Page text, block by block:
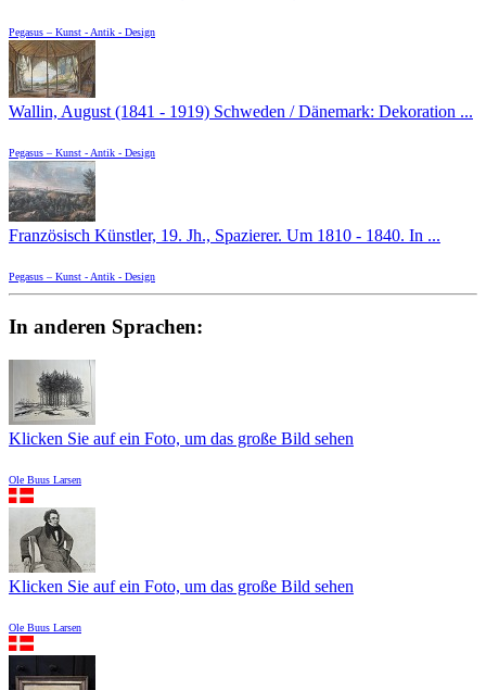
Pegasus – Kunst - Antik - Design
Wallin, August (1841 - 1919) Schweden / Dänemark: Dekoration ...
Pegasus – Kunst - Antik - Design
Französisch Künstler, 19. Jh., Spazierer. Um 1810 - 1840. In ...
Pegasus – Kunst - Antik - Design
In anderen Sprachen:
Klicken Sie auf ein Foto, um das große Bild sehen
Ole Buus Larsen
Klicken Sie auf ein Foto, um das große Bild sehen
Ole Buus Larsen